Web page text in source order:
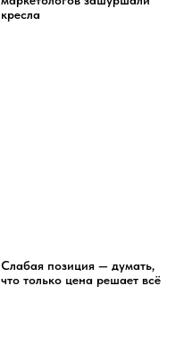
кресла
Слабая позиция — думать,
что только цена решает всё